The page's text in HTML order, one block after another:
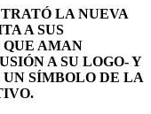
LA NUEVA
A SUS
QUE AMAN
A SU LOGO- Y
UN SÍMBOLO DE LA